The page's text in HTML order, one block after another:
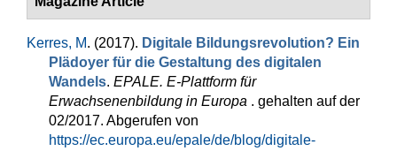
Kerres, M. (2017). Digitale Bildungsrevolution? Ein
Plädoyer für die Gestaltung des digitalen
Wandels. EPALE. E-Plattform für
Erwachsenenbildung in Europa . gehalten auf der
02/2017. Abgerufen von
https://ec.europa.eu/epale/de/blog/digitale-